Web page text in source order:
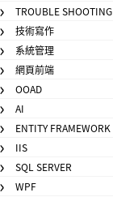
TROUBLE SHOOTING
技術寫作
系統管理
網頁前端
OOAD
AI
ENTITY FRAMEWORK
IIS
SQL SERVER
WPF